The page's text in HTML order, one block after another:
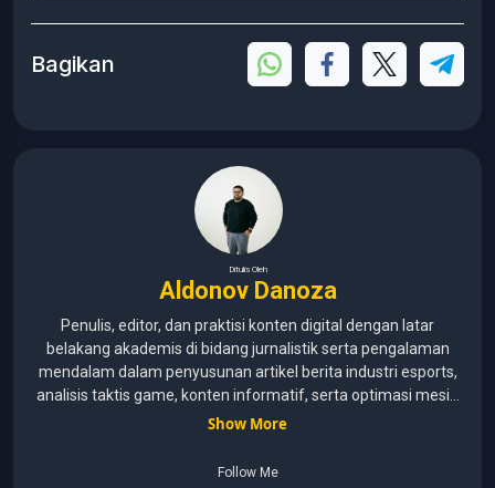
Bagikan
Ditulis Oleh
Aldonov Danoza
Penulis, editor, dan praktisi konten digital dengan latar
belakang akademis di bidang jurnalistik serta pengalaman
mendalam dalam penyusunan artikel berita industri esports,
analisis taktis game, konten informatif, serta optimasi mesin
pencari (SEO) untuk audiens media digital. Lulusan Universitas
mengenai kaidah jurnalistik, etika media, verifikasi informasi,
Show More
Follow Me